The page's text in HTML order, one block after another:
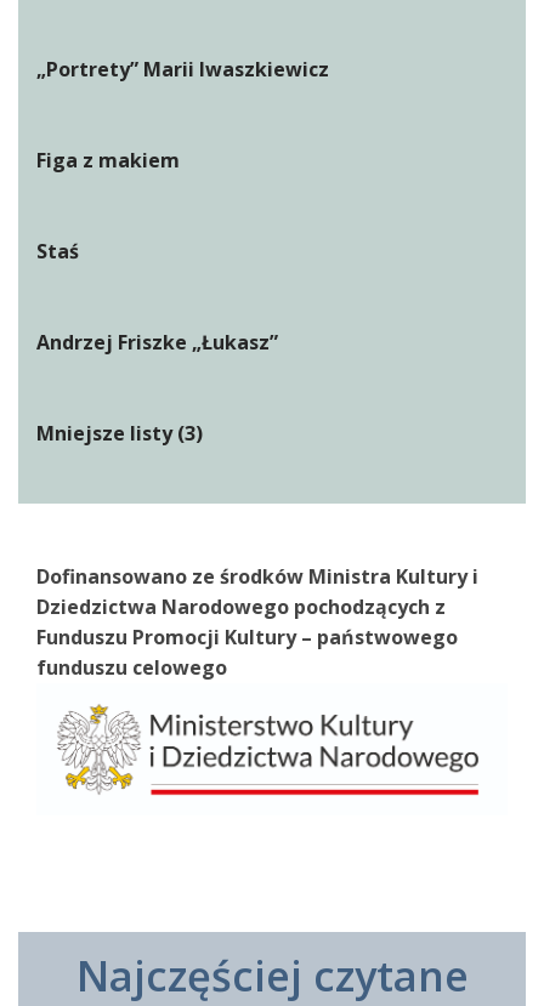
„Portrety” Marii Iwaszkiewicz
Figa z makiem
Staś
Andrzej Friszke „Łukasz”
Mniejsze listy (3)
Dofinansowano ze środków Ministra Kultury i
Dziedzictwa Narodowego pochodzących z
Funduszu Promocji Kultury – państwowego
funduszu celowego
Najczęściej czytane